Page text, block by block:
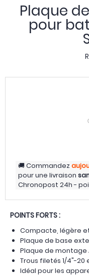
Plaque
pour
Commandez
pour une livraison
Chronopost 24h -
POINTS FORTS :
Compacte, légère
Plaque de base
Plaque de montage
Trous filetés 1/4"-20
Idéal pour les